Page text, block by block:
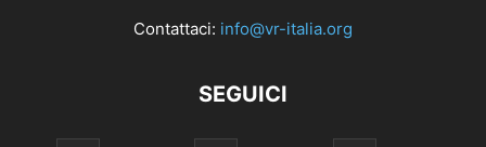
Contattaci: info@vr-italia.org
SEGUICI